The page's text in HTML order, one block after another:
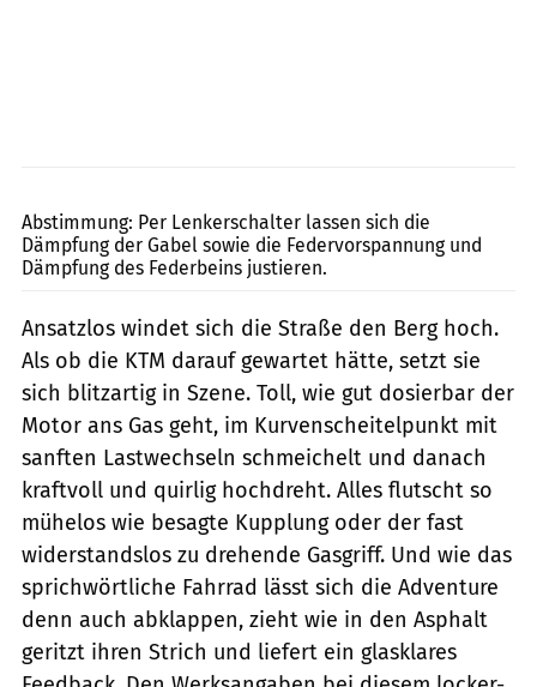
Abstimmung: Per Lenkerschalter lassen sich die
Dämpfung der Gabel sowie die Federvorspannung und
Dämpfung des Federbeins justieren.
Ansatzlos windet sich die Straße den Berg hoch.
Als ob die KTM darauf gewartet hätte, setzt sie
sich blitzartig in Szene. Toll, wie gut dosierbar der
Motor ans Gas geht, im Kurvenscheitelpunkt mit
sanften Lastwechseln schmeichelt und danach
kraftvoll und quirlig hochdreht. Alles flutscht so
mühelos wie besagte Kupplung oder der fast
widerstandslos zu drehende Gasgriff. Und wie das
sprichwörtliche Fahrrad lässt sich die Adventure
denn auch abklappen, zieht wie in den Asphalt
geritzt ihren Strich und liefert ein glasklares